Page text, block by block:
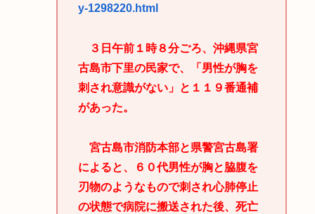
y-1298220.html
３日午前１時８分ごろ、沖縄県宮
古島市下里の民家で、「男性が胸を
刺され意識がない」と１１９番通補
があった。
宮古島市消防本部と県警宮古島署
によると、６０代男性が胸と脇腹を
刃物のようなもので刺され心肺停止
の状態で病院に搬送された後、死亡